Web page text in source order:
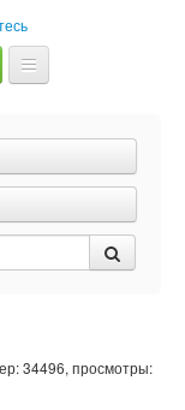
34496, просмотры: